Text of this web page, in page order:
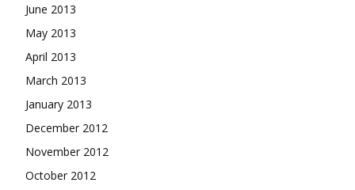
June 2013
May 2013
April 2013
March 2013
January 2013
December 2012
November 2012
October 2012